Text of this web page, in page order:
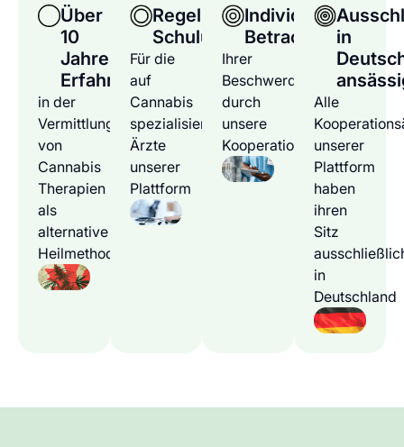
Über
10
Jahre
Erfahrung
in der
Vermittlung
von
Cannabis
Therapien
als
alternative
Heilmethode
Regelmäßige
Schulungen
Für die
auf
Cannabis
spezialisierten
Ärzte
unserer
Plattform
Individuelle
Betrachtung
Ihrer
Beschwerden
durch
unsere
Kooperationsärzte
in
Alle
unserer
Plattform
haben
ihren
Sitz
in
Deutschland